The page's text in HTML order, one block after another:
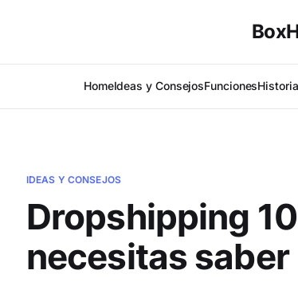
HomeIdeas y ConsejosFunciones
IDEAS Y CONSEJOS
Dropshipping
necesitas saber